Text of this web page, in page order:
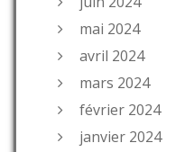
mai 2024
avril 2024
mars 2024
février 2024
janvier 2024